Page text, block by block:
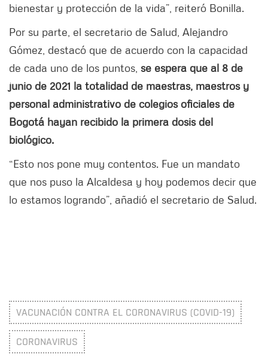
bienestar y protección de la vida”, reiteró Bonilla.
Por su parte, el secretario de Salud, Alejandro
Gómez, destacó que de acuerdo con la capacidad
de cada uno de los puntos, se espera que al 8 de
junio de 2021 la totalidad de maestras, maestros y
personal administrativo de colegios oficiales de
Bogotá hayan recibido la primera dosis del
biológico.
“Esto nos pone muy contentos. Fue un mandato
que nos puso la Alcaldesa y hoy podemos decir que
lo estamos logrando”, añadió el secretario de Salud.
VACUNACIÓN CONTRA EL CORONAVIRUS (COVID-19)
CORONAVIRUS